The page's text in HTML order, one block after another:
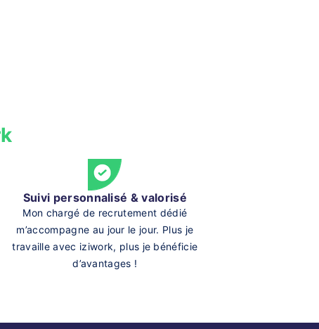
Suivi personnalisé & valorisé
Mon chargé de recrutement dédié
m’accompagne au jour le jour. Plus je
travaille avec iziwork, plus je bénéficie
d’avantages !